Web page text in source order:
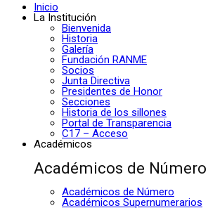
Inicio
La Institución
Bienvenida
Historia
Galería
Fundación RANME
Socios
Junta Directiva
Presidentes de Honor
Secciones
Historia de los sillones
Portal de Transparencia
C17 – Acceso
Académicos
Académicos de Número
Académicos de Número
Académicos Supernumerarios